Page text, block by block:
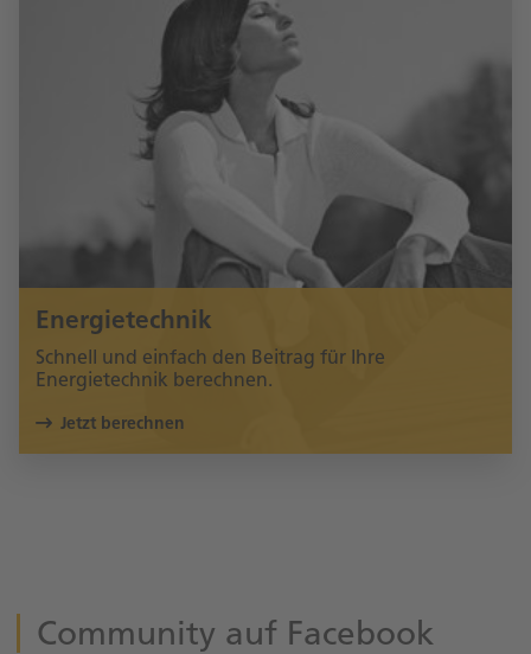
Energietechnik
Schnell und einfach den Beitrag für Ihre
Energietechnik berechnen.
Jetzt berechnen
Community auf Facebook